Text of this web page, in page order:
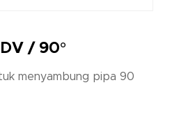
/ 90°
menyambung pipa 90